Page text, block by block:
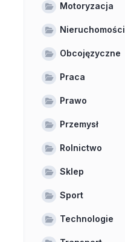
Motoryzacja
Nieruchomości
Obcojęzyczne
Praca
Prawo
Przemysł
Rolnictwo
Sklep
Sport
Technologie